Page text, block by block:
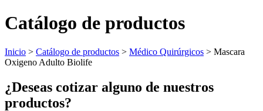
Catálogo de productos
Inicio > Catálogo de productos > Médico Quirúrgicos > Mascara
Oxigeno Adulto Biolife
¿Deseas cotizar alguno de nuestros
productos?